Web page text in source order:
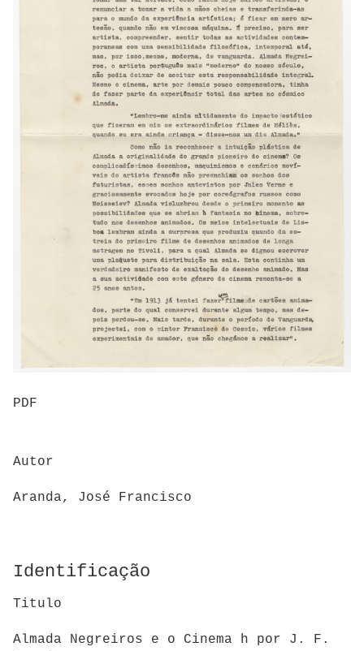
PDF
Autor
Aranda, José Francisco
Identificação
Titulo
Almada Negreiros e o Cinema h por J. F.